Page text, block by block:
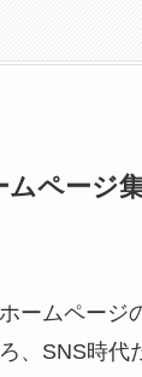
ムページ
ームページ
、SNS時代